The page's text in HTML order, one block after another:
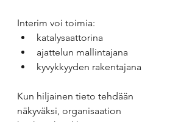
Interim voi toimia:
katalysaattorina
ajattelun mallintajana
kyvykkyyden rakentajana
Kun hiljainen tieto tehdään
näkyväksi, organisaation